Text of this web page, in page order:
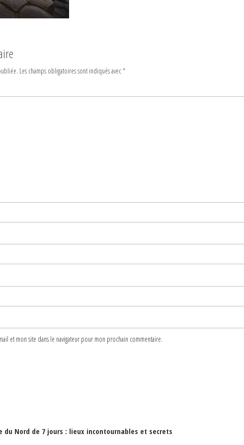
Les champs obligatoires sont indiqués avec*
et mon site dans le navigateur pour mon prochain commentaire.
du Nord de 7 jours : lieux incontournables et secrets